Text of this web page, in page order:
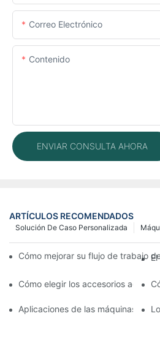
Correo Electrónico
Contenido
ENVIAR CONSULTA AHORA
ARTÍCULOS RECOMENDADOS
Solución De Caso Personalizada
Cómo mejorar su flujo de trabajo
Cómo elegir los accesorios
Aplicaciones de las máquinas de